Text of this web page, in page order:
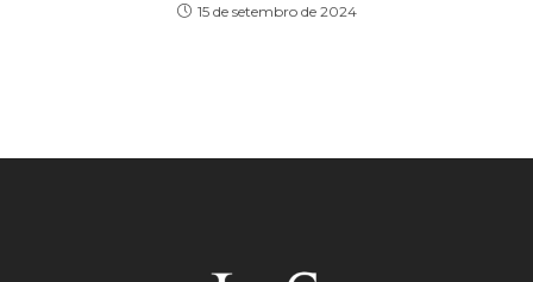
15 de setembro de 2024